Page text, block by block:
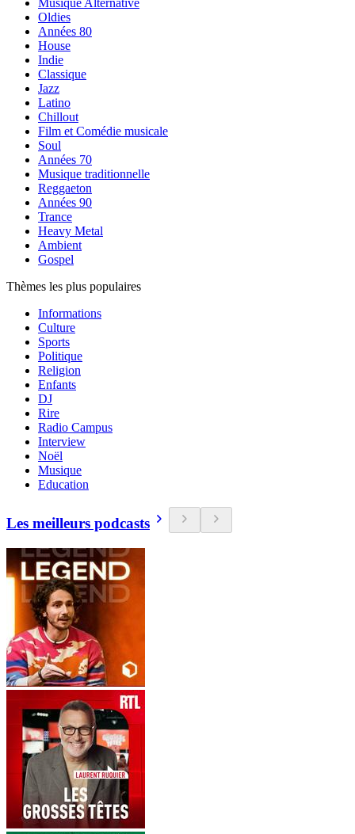
Musique Alternative
Oldies
Années 80
House
Indie
Classique
Jazz
Latino
Chillout
Film et Comédie musicale
Soul
Années 70
Musique traditionnelle
Reggaeton
Années 90
Trance
Heavy Metal
Ambient
Gospel
Thèmes les plus populaires
Informations
Culture
Sports
Politique
Religion
Enfants
DJ
Rire
Radio Campus
Interview
Noël
Musique
Education
Les meilleurs podcasts